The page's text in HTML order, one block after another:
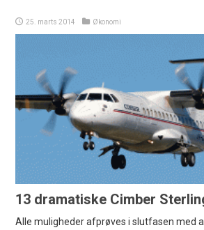
25. marts 2014 Økonomi
13 dramatiske Cimber
Alle muligheder afprøves i slutfasen med